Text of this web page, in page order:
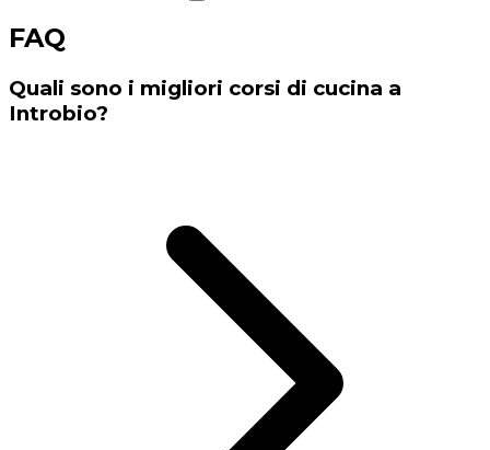
FAQ
Quali sono i migliori corsi di cucina a
Introbio?